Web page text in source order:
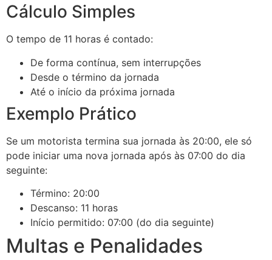
Cálculo Simples
O tempo de 11 horas é contado:
De forma contínua, sem interrupções
Desde o término da jornada
Até o início da próxima jornada
Exemplo Prático
Se um motorista termina sua jornada às 20:00, ele só
pode iniciar uma nova jornada após às 07:00 do dia
seguinte:
Término: 20:00
Descanso: 11 horas
Início permitido: 07:00 (do dia seguinte)
Multas e Penalidades